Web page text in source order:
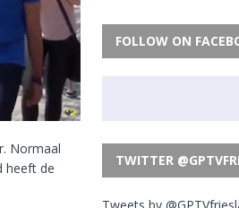
Normaal
heeft de
FOLLOW ON
TWITTER